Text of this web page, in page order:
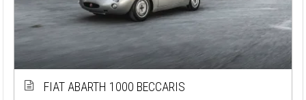
FIAT ABARTH 1000 BECCARIS